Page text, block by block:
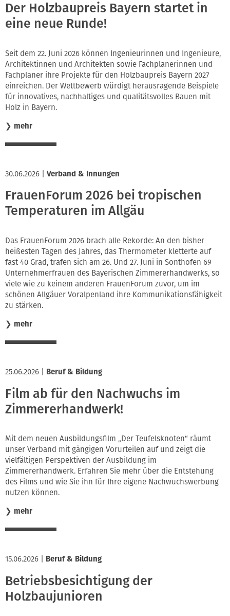
Der Holzbaupreis Bayern startet in
eine neue Runde!
Seit dem 22. Juni 2026 können Ingenieurinnen und Ingenieure,
Architektinnen und Architekten sowie Fachplanerinnen und
Fachplaner ihre Projekte für den Holzbaupreis Bayern 2027
einreichen. Der Wettbewerb würdigt herausragende Beispiele
für innovatives, nachhaltiges und qualitätsvolles Bauen mit
Holz in Bayern.
❯ mehr
30.06.2026 Verband & Innungen
FrauenForum 2026 bei tropischen
Temperaturen im Allgäu
Das FrauenForum 2026 brach alle Rekorde: An den bisher
heißesten Tagen des Jahres, das Thermometer kletterte auf
fast 40 Grad, trafen sich am 26. Und 27. Juni in Sonthofen 69
Unternehmerfrauen des Bayerischen Zimmererhandwerks, so
viele wie zu keinem anderen FrauenForum zuvor, um im
schönen Allgäuer Voralpenland ihre Kommunikationsfähigkeit
zu stärken.
❯ mehr
25.06.2026 Beruf & Bildung
Film ab für den Nachwuchs im
Zimmererhandwerk!
Mit dem neuen Ausbildungsfilm „Der Teufelsknoten“ räumt
unser Verband mit gängigen Vorurteilen auf und zeigt die
vielfältigen Perspektiven der Ausbildung im
Zimmererhandwerk. Erfahren Sie mehr über die Entstehung
des Films und wie Sie ihn für Ihre eigene Nachwuchswerbung
nutzen können.
❯ mehr
15.06.2026 Beruf & Bildung
Betriebsbesichtigung der
Holzbaujunioren